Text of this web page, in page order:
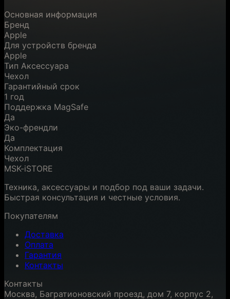
Основная информация
Бренд
Apple
Для устройств бренда
Apple
Тип Аксессуара
Чехол
Гарантийный срок
1 год
Поддержка MagSafe
Да
Эко-френдли
Да
Комплектация
Чехол
MSK-iSTORE
Техника, аксессуары и подбор под ваши задачи.
Быстрая консультация и честные условия.
Покупателям
Доставка
Оплата
Гарантия
Контакты
Контакты
Москва, Багратионовский проезд, дом 7, корпус 2,